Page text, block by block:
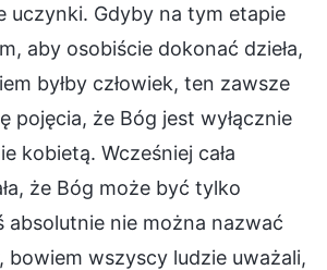
uczynki. Gdyby na tym etapie
aby osobiście dokonać dzieła,
byłby człowiek, ten zawsze
pojęcia, że Bóg jest wyłącznie
kobietą. Wcześniej cała
że Bóg może być tylko
absolutnie nie można nazwać
bowiem wszyscy ludzie uważali,